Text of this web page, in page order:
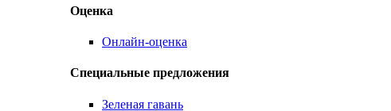
Оценка
Онлайн-оценка
Специальные предложения
Зеленая гавань